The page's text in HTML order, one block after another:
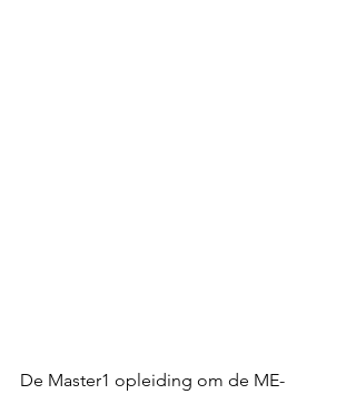
De Master1 opleiding om de ME-